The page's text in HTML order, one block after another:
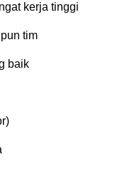
kerja tinggi
tim
baik